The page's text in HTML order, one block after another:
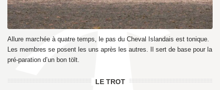
Allure marchée à quatre temps, le pas du Cheval Islandais est tonique.
Les membres se posent les uns après les autres. Il sert de base pour la
pré-paration d’un bon tölt.
LE TROT